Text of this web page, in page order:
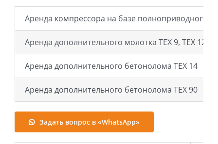
Аренда компрессора на базе полноприводного
Аренда дополнительного молотка ТЕХ 9, ТЕХ 12
Аренда дополнительного бетонолома ТЕХ 14
Аренда дополнительного бетонолома ТЕХ 90
Задать вопрос в «WhatsApp»